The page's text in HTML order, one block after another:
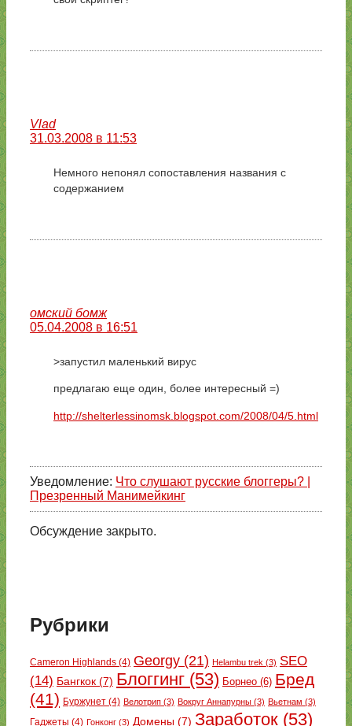
Vlad
31.03.2008 в 11:53
Немного непонял сопоставления названия с
содержанием
омский бомж
05.04.2008 в 16:51
>запустил маленький вирус
предлагаю еще один, более интересный =)
http://shelterlessinomsk.blogspot.com/2008/04/5.html
Уведомление: Что слушают русские блоггеры? |
Презренный Манимейкинг
Обсуждение закрыто.
Рубрики
Cameron Highlands (4) Georgy (21) Helambu trek (3) SEO
(14) Бангкок (7) Блоггинг (53) Борнео (6) Бред
(41) Буржунет (4) Велотрип (3) Вокруг Аннапурны (3) Вьетнам (3)
Гаджеты (4) Гонконг (3) Домены (7) Заработок (53)